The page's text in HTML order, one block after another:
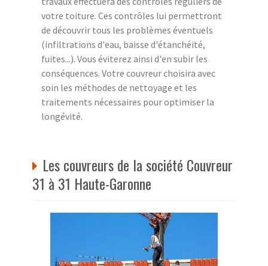
votre toiture. Ces contrôles lui permettront
de découvrir tous les problèmes éventuels
(infiltrations d'eau, baisse d'étanchéité,
fuites...). Vous éviterez ainsi d'en subir les
conséquences. Votre couvreur choisira avec
soin les méthodes de nettoyage et les
traitements nécessaires pour optimiser la
longévité.
Les couvreurs de la société Couvreur
31 à 31 Haute-Garonne